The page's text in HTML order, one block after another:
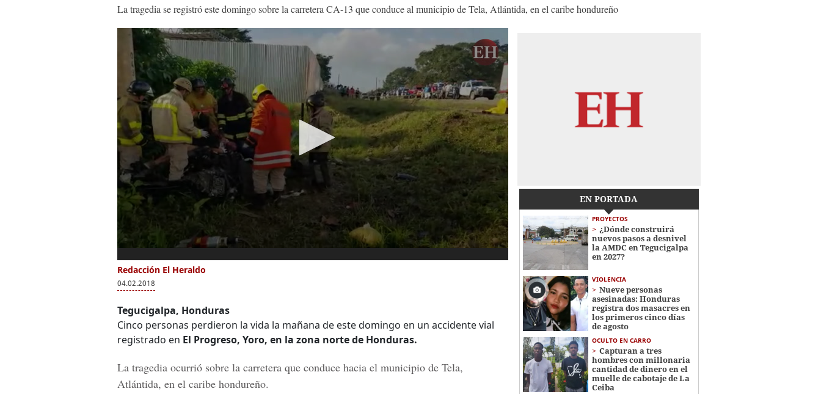
La tragedia se registró este domingo sobre la carretera CA-13 que conduce al municipio de Tela, Atlántida, en el caribe hondureño
seconds
secondsVolume
90%
Redacción El Heraldo
04.02.2018
Tegucigalpa, Honduras
Cinco personas perdieron la vida la mañana de este domingo en un accidente vial
registrado en El Progreso, Yoro, en la zona norte de Honduras.
La tragedia ocurrió sobre la carretera que conduce hacia el municipio de Tela,
Atlántida, en el caribe hondureño.
EN PORTADA
PROYECTOS
¿Dónde construirá
nuevos pasos a desnivel
la AMDC en Tegucigalpa
en 2027?
VIOLENCIA
Nueve personas
asesinadas: Honduras
registra dos masacres en
los primeros cinco días
de agosto
OCULTO EN CARRO
Capturan a tres
hombres con millonaria
cantidad de dinero en el
muelle de cabotaje de La
Ceiba